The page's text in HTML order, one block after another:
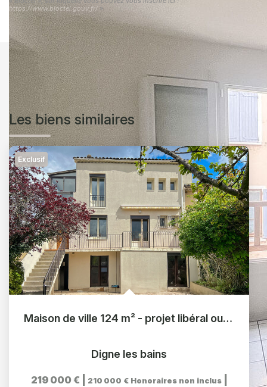
https://www.bloctel.gouv.fr/ »
Les biens similaires
Exclusif
Maison de ville 124 m² - projet libéral ou professionnel
Digne les bains
219 000 € 210 000 € Honoraires non inclus